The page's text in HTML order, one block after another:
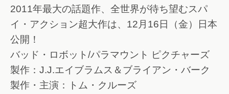
2011年最大の話題作、全世界が待ち望むスパ
イ・アクション超大作は、12月16日（金）日本
公開！
バッド・ロボット/パラマウント ピクチャーズ
製作：J.J.エイブラムス＆ブライアン・バーク
製作・主演：トム・クルーズ